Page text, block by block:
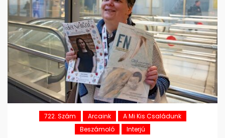
722. Szám Arcaink
A Mi Kis Családunk
Beszámoló
Interjú